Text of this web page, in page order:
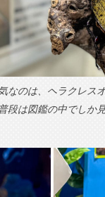
なのは、ヘラクレス
段は図鑑の中でしか